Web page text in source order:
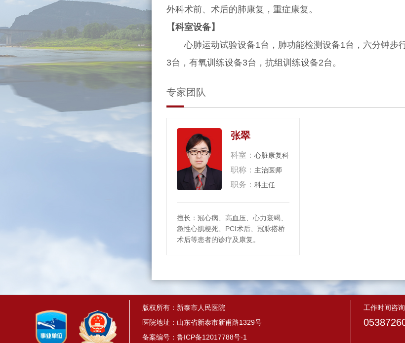
外科术前、术后的肺康复，重症康复。
【科室设备】
心肺运动试验设备1台，肺功能检测设备1台，六分钟步
3台，有氧训练设备3台，抗组训练设备2台。
专家团队
张翠
科室：心脏康复科
职称： 主治医师
职务：科主任
擅长：冠心病、高血压、心力衰竭、
急性心肌梗死、PCI术后、冠脉搭桥
术后等患者的诊疗及康复。
版权所有：新泰市人民医院
医院地址：山东省新泰市新甫路1329号
备案编号： 鲁ICP备12017788号-1
工作时间咨询